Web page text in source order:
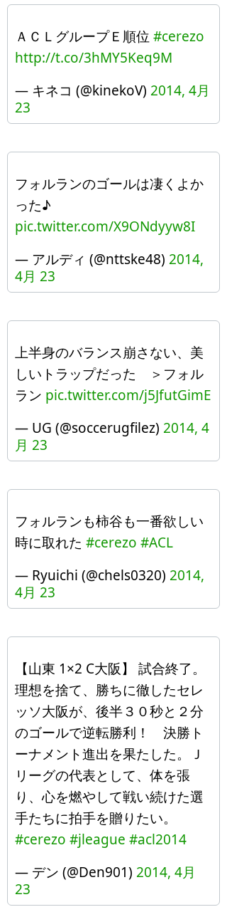
ＡＣＬグループＥ順位 #cerezo
http://t.co/3hMY5Keq9M
— キネコ (@kinekoV) 2014, 4月
23
フォルランのゴールは凄くよか
った♪
pic.twitter.com/X9ONdyyw8I
— アルディ (@nttske48) 2014,
4月 23
上半身のバランス崩さない、美
しいトラップだった ＞フォル
ラン pic.twitter.com/j5JfutGimE
— UG (@soccerugfilez) 2014, 4
月 23
フォルランも柿谷も一番欲しい
時に取れた #cerezo #ACL
— Ryuichi (@chels0320) 2014,
4月 23
【山東 1×2 C大阪】 試合終了。
理想を捨て、勝ちに徹したセレ
ッソ大阪が、後半３０秒と２分
のゴールで逆転勝利！ 決勝ト
ーナメント進出を果たした。Ｊ
リーグの代表として、体を張
り、心を燃やして戦い続けた選
手たちに拍手を贈りたい。
#cerezo #jleague #acl2014
— デン (@Den901) 2014, 4月
23